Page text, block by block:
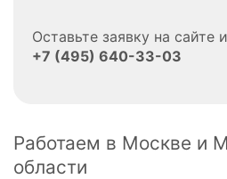
Оставьте заявку на сайте
+7 (495) 640-33-03
Работаем в Москве и
области